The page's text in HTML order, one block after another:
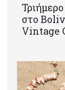
στο
Vintage